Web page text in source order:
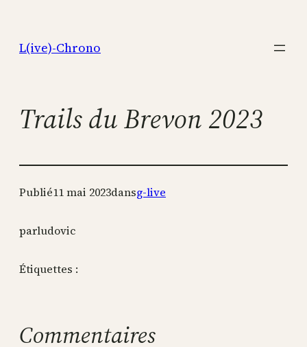
contenu
L(ive)-Chrono
Trails du Brevon 2023
Publié11 mai 2023dansg-live
parludovic
Étiquettes :
Commentaires